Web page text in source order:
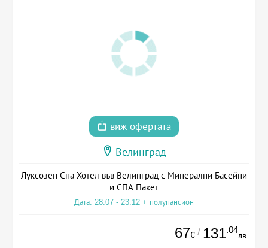
виж офертата
Велинград
Луксозен Спа Хотел във Велинград с Минерални Басейни
и СПА Пакет
Дата: 28.07 - 23.12 + полупансион
67€ / 131.04
лв.